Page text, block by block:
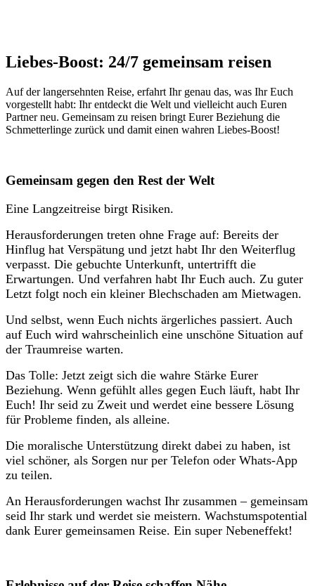
Liebes-Boost: 24/7 gemeinsam reisen
Auf der langersehnten Reise, erfahrt Ihr genau das, was Ihr Euch
vorgestellt habt: Ihr entdeckt die Welt und vielleicht auch Euren
Partner neu. Gemeinsam zu reisen bringt Eurer Beziehung die
Schmetterlinge zurück und damit einen wahren Liebes-Boost!
Gemeinsam gegen den Rest der Welt
Eine Langzeitreise birgt Risiken.
Herausforderungen treten ohne Frage auf: Bereits der
Hinflug hat Verspätung und jetzt habt Ihr den Weiterflug
verpasst. Die gebuchte Unterkunft, untertrifft die
Erwartungen. Und verfahren habt Ihr Euch auch. Zu guter
Letzt folgt noch ein kleiner Blechschaden am Mietwagen.
Und selbst, wenn Euch nichts ärgerliches passiert. Auch
auf Euch wird wahrscheinlich eine unschöne Situation auf
der Traumreise warten.
Das Tolle: Jetzt zeigt sich die wahre Stärke Eurer
Beziehung. Wenn gefühlt alles gegen Euch läuft, habt Ihr
Euch! Ihr seid zu Zweit und werdet eine bessere Lösung
für Probleme finden, als alleine.
Die moralische Unterstützung direkt dabei zu haben, ist
viel schöner, als Sorgen nur per Telefon oder Whats-App
zu teilen.
An Herausforderungen wachst Ihr zusammen – gemeinsam
seid Ihr stark und werdet sie meistern. Wachstumspotential
dank Eurer gemeinsamen Reise. Ein super Nebeneffekt!